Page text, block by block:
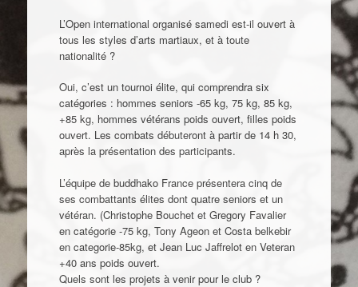
L’Open international organisé samedi est-il ouvert à
tous les styles d’arts martiaux, et à toute
nationalité ?
Oui, c’est un tournoi élite, qui comprendra six
catégories : hommes seniors -65 kg, 75 kg, 85 kg,
+85 kg, hommes vétérans poids ouvert, filles poids
ouvert. Les combats débuteront à partir de 14 h 30,
après la présentation des participants.
L’équipe de buddhako France présentera cinq de
ses combattants élites dont quatre seniors et un
vétéran. (Christophe Bouchet et Gregory Favalier
en catégorie -75 kg, Tony Ageon et Costa belkebir
en categorie-85kg, et Jean Luc Jaffrelot en Veteran
+40 ans poids ouvert.
Quels sont les projets à venir pour le club ?